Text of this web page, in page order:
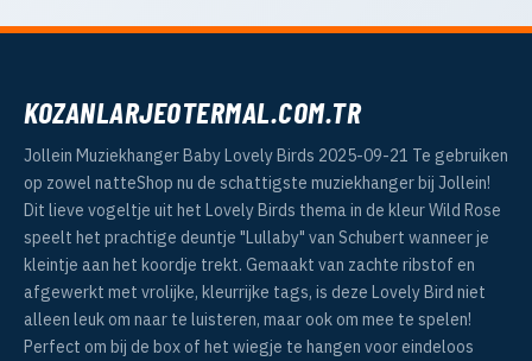
KOZANLARJEOTERMAL.COM.TR
Jollein Muziekhanger Baby Lovely Birds 2025-09-21 Te gebruiken
op zowel natteShop nu de schattigste muziekhanger bij Jollein!
Dit lieve vogeltje uit het Lovely Birds thema in de kleur Wild Rose
speelt het prachtige deuntje "Lullaby" van Schubert wanneer je
kleintje aan het koordje trekt. Gemaakt van zachte ribstof en
afgewerkt met vrolijke, kleurrijke tags, is deze Lovely Bird niet
alleen leuk om naar te luisteren, maar ook om mee te spelen!
Perfect om bij de box of het wiegje te hangen voor eindeloos